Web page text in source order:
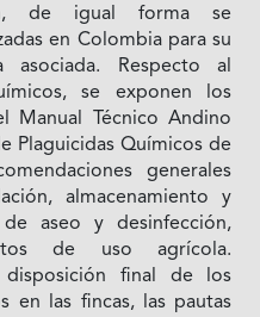
de igual forma se
en Colombia para su
Respecto al
se exponen los
Manual Técnico Andino
Plaguicidas Químicos de
generales
almacenamiento y
aseo y desinfección,
de uso agrícola.
disposición final de los
en las fincas, las pautas